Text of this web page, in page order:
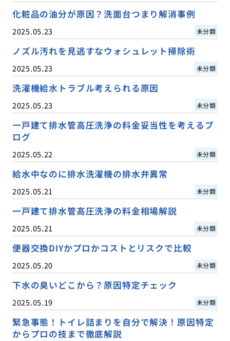
化粧品の油分が原因？洗面台つまり解消事例
2025.05.23 未分類
ノズル汚れを見逃すなウォシュレット掃除術
2025.05.23 未分類
洗濯機給水トラブル考えられる原因
2025.05.23 未分類
一戸建て排水管高圧洗浄の料金妥当性を考えるブ
ログ
2025.05.22 未分類
給水中なのに排水洗濯機の排水弁異常
2025.05.21 未分類
一戸建て排水管高圧洗浄の料金相場解説
2025.05.21 未分類
便器交換DIYかプロかコストとリスクで比較
2025.05.20 未分類
下水の臭いどこから？原因特定チェック
2025.05.19 未分類
緊急事態！トイレ詰まりを自分で解決！原因特定
からプロの技まで徹底解説